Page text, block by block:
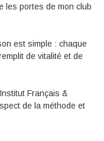
les portes de mon club
est simple : chaque
de vitalité et de
Français &
de la méthode et